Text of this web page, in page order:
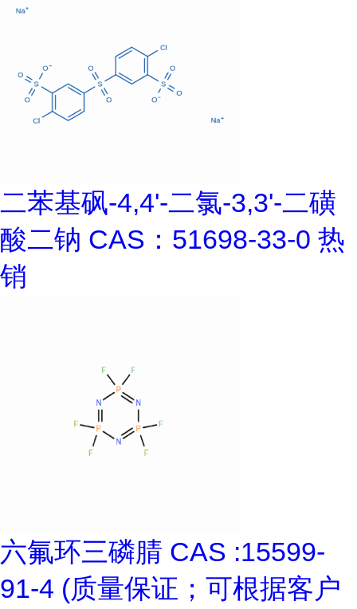
二苯基砜-4,4'-二氯-3,3'-二磺
酸二钠 CAS：51698-33-0 热
销
六氟环三磷腈 CAS :15599-
91-4 (质量保证；可根据客户